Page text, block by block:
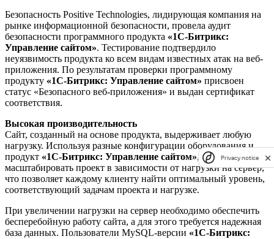
Безопасность Positive Technologies, лидирующая компания на
рынке информационной безопасности, провела аудит
безопасности программного продукта «1С-Битрикс:
Управление сайтом». Тестирование подтвердило
неуязвимость продукта ко всем видам известных атак на веб-
приложения. По результатам проверки программному
продукту «1С-Битрикс: Управление сайтом» присвоен
статус «Безопасного веб-приложения» и выдан сертификат
соответствия.
Высокая производительность
Сайт, созданный на основе продукта, выдерживает любую
нагрузку. Используя разные конфигурации оборудования и
продукт «1С-Битрикс: Управление сайтом», можно
масштабировать проект в зависимости от нагрузки на сервер,
что позволяет каждому клиенту найти оптимальный уровень,
соответствующий задачам проекта и нагрузке.
При увеличении нагрузки на сервер необходимо обеспечить
бесперебойную работу сайта, а для этого требуется надежная
база данных. Пользователи MySQL-версии «1С-Битрикс:
Privacy notice